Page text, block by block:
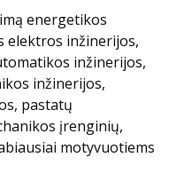
energetikos
elektros inžinerijos,
inžinerijos,
inžinerijos,
pastatų
įrenginių,
motyvuotiems